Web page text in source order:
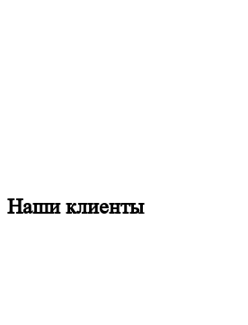
Наши клиенты